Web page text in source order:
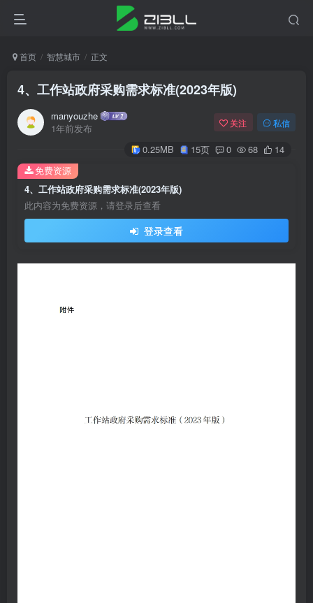
首页 智慧城市 正文
4、工作站政府采购需求标准(2023年版)
manyouzhe
1年前发布
关注 私信
0.25MB 15页 0 68 14
4、工作站政府采购需求标准(2023年版)
此内容为免费资源，请登录后查看
登录查看
免费资源